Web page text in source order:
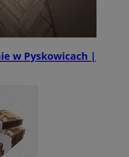
w Pyskowicach |